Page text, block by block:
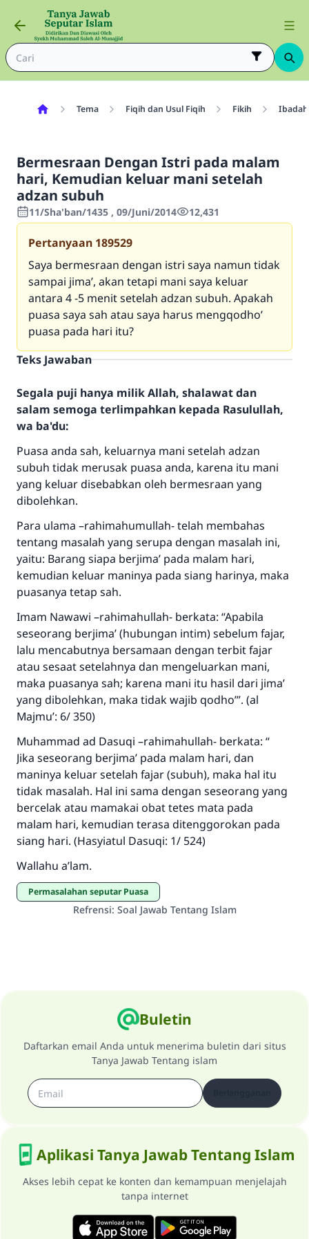
Tema Fiqih dan Usul Fiqih Fikih
Bermesraan Dengan Istri pada malam
hari, Kemudian keluar mani setelah
adzan subuh
11/Sha'ban/1435 , 09/Juni/2014 12,431
Pertanyaan 189529
Saya bermesraan dengan istri saya namun tidak
sampai jima’, akan tetapi mani saya keluar
antara 4 -5 menit setelah adzan subuh. Apakah
puasa saya sah atau saya harus mengqodho’
puasa pada hari itu?
Teks Jawaban
Segala puji hanya milik Allah, shalawat dan
salam semoga terlimpahkan kepada Rasulullah,
wa ba'du:
Puasa anda sah, keluarnya mani setelah adzan
subuh tidak merusak puasa anda, karena itu mani
yang keluar disebabkan oleh bermesraan yang
dibolehkan.
Para ulama –rahimahumullah- telah membahas
tentang masalah yang serupa dengan masalah ini,
yaitu: Barang siapa berjima’ pada malam hari,
kemudian keluar maninya pada siang harinya, maka
puasanya tetap sah.
Imam Nawawi –rahimahullah- berkata: “Apabila
seseorang berjima’ (hubungan intim) sebelum fajar,
lalu mencabutnya bersamaan dengan terbit fajar
atau sesaat setelahnya dan mengeluarkan mani,
maka puasanya sah; karena mani itu hasil dari jima’
yang dibolehkan, maka tidak wajib qodho’”. (al
Majmu’: 6/ 350)
Muhammad ad Dasuqi –rahimahullah- berkata: “
Jika seseorang berjima’ pada malam hari, dan
maninya keluar setelah fajar (subuh), maka hal itu
tidak masalah. Hal ini sama dengan seseorang yang
bercelak atau mamakai obat tetes mata pada
malam hari, kemudian terasa ditenggorokan pada
siang hari. (Hasyiatul Dasuqi: 1/ 524)
Wallahu a’lam.
Permasalahan seputar Puasa
Refrensi: Soal Jawab Tentang Islam
Buletin
Daftarkan email Anda untuk menerima buletin dari situs
Tanya Jawab Tentang islam
Aplikasi Tanya Jawab Tentang Islam
Akses lebih cepat ke konten dan kemampuan menjelajah
tanpa internet
Jawaban no. 110845
menyelamatkan pernikahan.
Bantu kami dalam memberikan jawaban untuk umat
Rasulullah ﷺ bersabda
"Siapa yang menunjukkan suatu kebaikan,
meka dia akan mendapatkan pahala yang
sama dengan orang yang melakukannya"
MUSLIM, 1893
Saham